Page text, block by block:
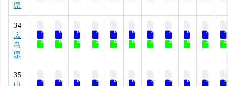
県
34
広
島
県
35